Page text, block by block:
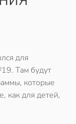
для
Там будут
которые
как для детей,